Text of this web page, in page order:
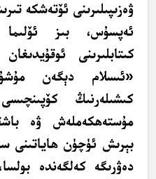
ۋەزىپىلىرىنى ئۆتەشكە
ئەپسۇس، بىز
كىتابلىرىنى
«ئىسلام دېگەن
كىشىلەرنىڭ
مۇستەھكەملەش ۋە
بېرىش ئۈچۈن ھاياتىنى
دەۋرىگە كەلگەندە